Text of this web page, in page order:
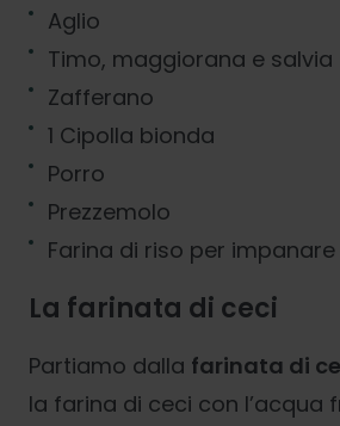
Aglio
Timo, maggiorana e salvia
Zafferano
1 Cipolla bionda
Porro
Prezzemolo
Farina di riso per impanare
La farinata di ceci
Partiamo dalla farinata di
la farina di ceci con l’acqua